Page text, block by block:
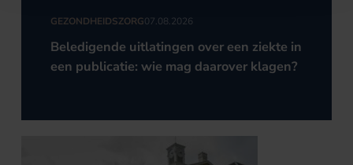
GEZONDHEIDSZORG07.08.2026
Beledigende uitlatingen over een ziekte in
een publicatie: wie mag daarover klagen?